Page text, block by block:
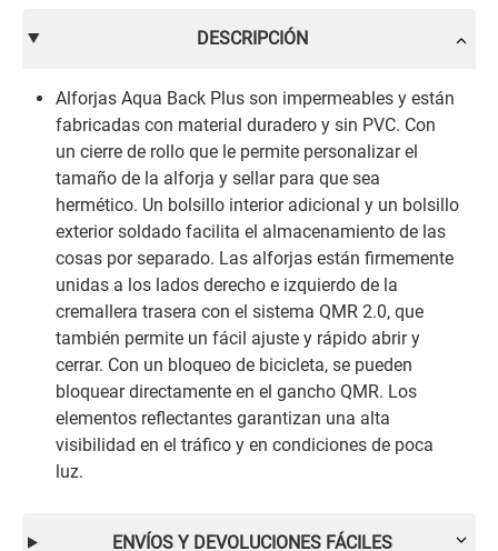
DESCRIPCIÓN
Alforjas Aqua Back Plus son impermeables y están
fabricadas con material duradero y sin PVC. Con
un cierre de rollo que le permite personalizar el
tamaño de la alforja y sellar para que sea
hermético. Un bolsillo interior adicional y un bolsillo
exterior soldado facilita el almacenamiento de las
cosas por separado. Las alforjas están firmemente
unidas a los lados derecho e izquierdo de la
cremallera trasera con el sistema QMR 2.0, que
también permite un fácil ajuste y rápido abrir y
cerrar. Con un bloqueo de bicicleta, se pueden
bloquear directamente en el gancho QMR. Los
elementos reflectantes garantizan una alta
visibilidad en el tráfico y en condiciones de poca
luz.
ENVÍOS Y DEVOLUCIONES FÁCILES